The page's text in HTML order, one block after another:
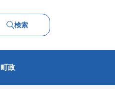
検索
町政